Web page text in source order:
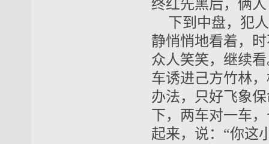
终红先黑后，俩
下到中盘，犯
静悄悄地看着，
众人笑笑，继续
车诱进己方竹林
办法，只好飞象
下，两车对一车
起来，说：“你这